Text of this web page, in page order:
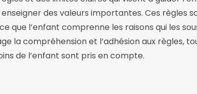
des valeurs importantes. Ces règles
que l’enfant comprenne les raisons qui les
la compréhension et l’adhésion aux règles,
de l’enfant sont pris en compte.